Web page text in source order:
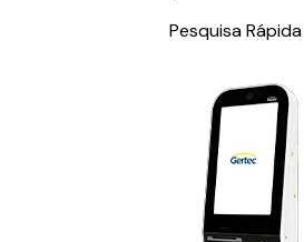
Pesquisa Rápida